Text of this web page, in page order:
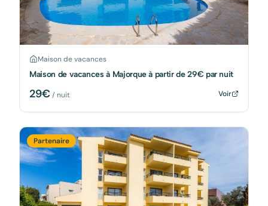
Maison de vacances
Maison de vacances à Majorque à partir de 29€ par nuit
29€/ nuit Voir
Partenaire